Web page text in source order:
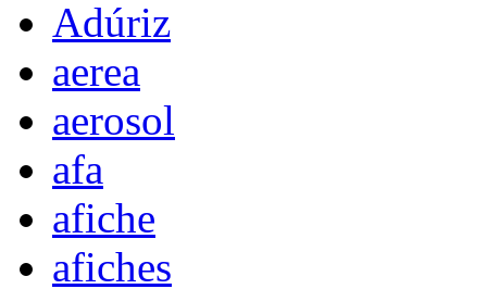
Adúriz
aerea
aerosol
afa
afiche
afiches